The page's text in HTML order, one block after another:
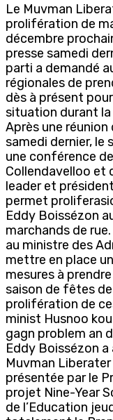
Le Muvman
prolifération de
décembre
presse samedi
parti a demandé
régionales de
dès à présent
situation durant
Après une
samedi dernier, le
une conférence de
Collendavelloo et
leader et
permet
Eddy Boissézon
marchands de
au ministre des
mettre en place
mesures à
saison de fêtes de
prolifération de
minist Husnoo
gagn problem an
Eddy Boissézon
Muvman
présentée par le
projet Nine-Year
de l’Education